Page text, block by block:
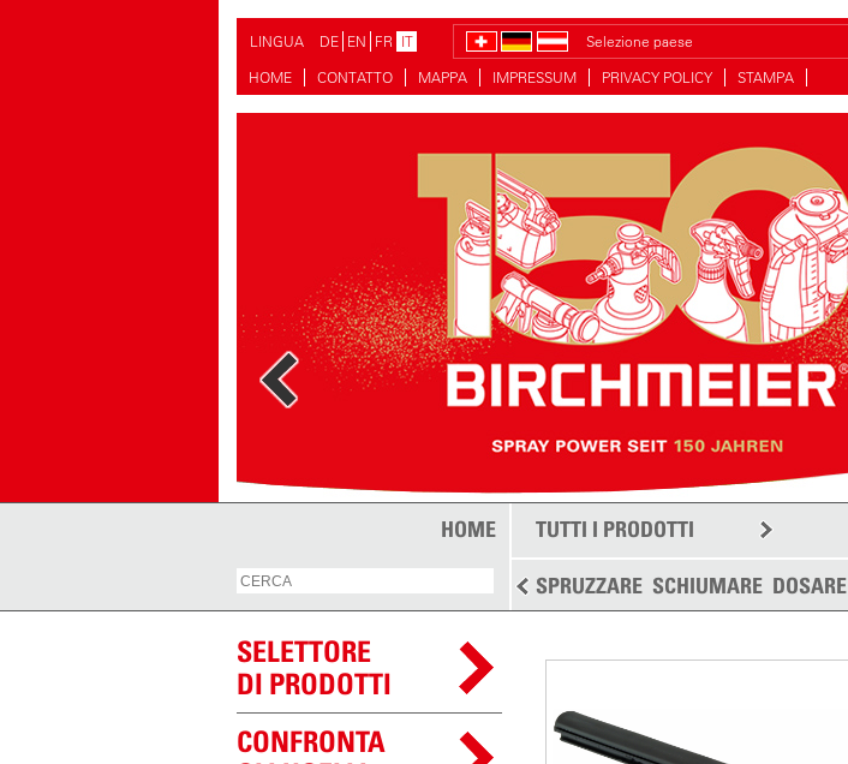
LINGUA DE EN FR IT
Selezione paese
HOME
CONTATTO MAPPA IMPRESSUM PRIVACY POLICY STAMPA
HOME TUTTI I PRODOTTI
SPRUZZARE SCHIUMARE DOSARE
SELETTORE
DI PRODOTTI
CONFRONTA